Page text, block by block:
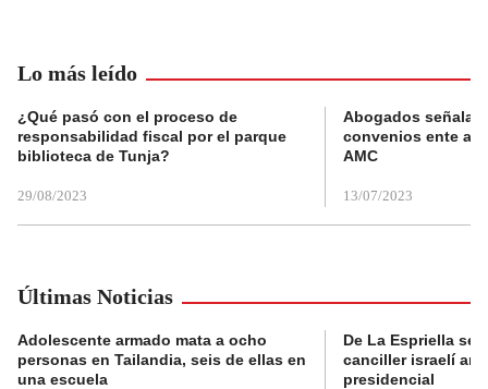
Lo más leído
¿Qué pasó con el proceso de
responsabilidad fiscal por el parque
biblioteca de Tunja?
29/08/2023
Abogados
convenios ente
AMC
13/07/2023
Últimas Noticias
Adolescente armado mata a ocho
personas en Tailandia, seis de ellas en
una escuela
De La Espriella se
canciller israelí
presidencial